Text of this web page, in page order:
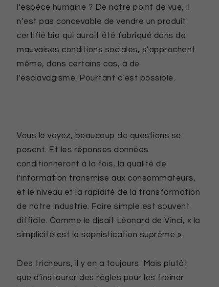
l’espèce humaine ? De notre point de vue, il
n’est pas concevable de vendre un produit
certifié bio qui aurait été fabriqué dans de
mauvaises conditions sociales, s’approchant
même, dans certains cas, à de
l’esclavagisme. Pourtant c’est possible.
Vous le voyez, beaucoup de questions se
posent. Et les réponses données
conditionneront à la fois, la qualité de
l’information transmise aux consommateurs,
et le niveau et la rapidité de la transformation
de notre industrie. Faire simple est souvent
difficile. Comme le disait Léonard de Vinci, « la
simplicité est la sophistication suprême ».
Des tricheurs, il y en a toujours. Mais plutôt
que d’instaurer des règles pour les freiner